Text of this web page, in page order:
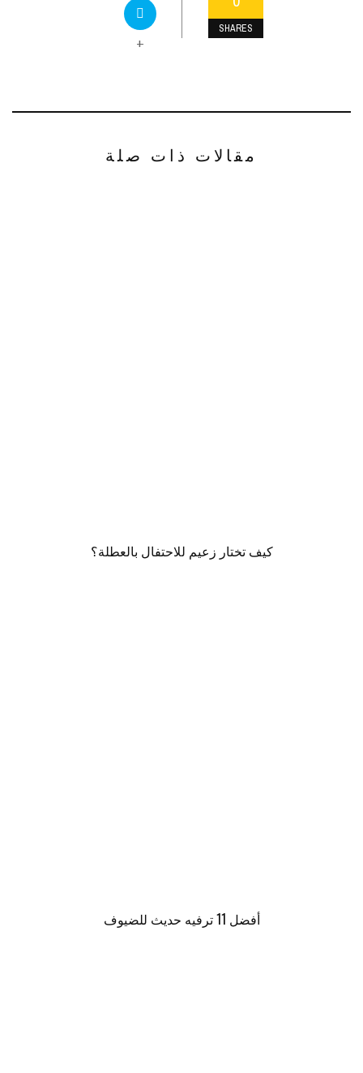
SHARES
+
مقالات ذات صلة
كيف تختار زعيم للاحتفال بالعطلة؟
أفضل 11 ترفيه حديث للضيوف